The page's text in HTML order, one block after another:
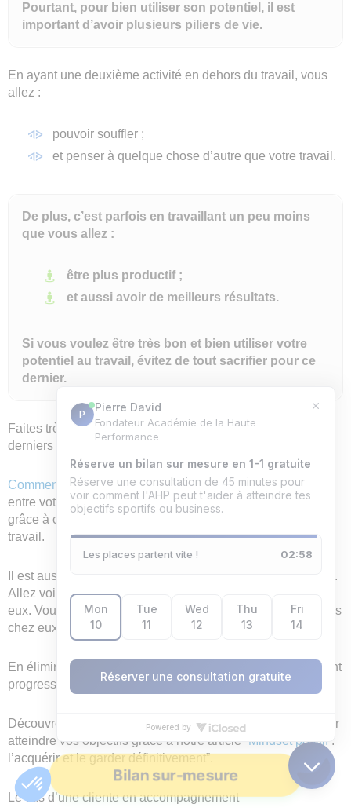
Pourtant, pour bien utiliser son potentiel, il est
important d’avoir plusieurs piliers de vie.
En ayant une deuxième activité en dehors du travail, vous
allez :
pouvoir souffler ;
et penser à quelque chose d’autre que votre travail.
De plus, c’est parfois en travaillant un peu moins
que vous allez :
être plus productif ;
et aussi avoir de meilleurs résultats.
Si vous voulez être très bon et bien utiliser votre
potentiel au travail, évitez de tout sacrifier pour ce
dernier.
Faites très attention aux “il faut”, “je dois”. Mettez fin à ces
derniers avec des dépolarisations inversées.
Comment être fier de soi? Essayez de trouver un équilibre
entre votre travail et votre vie de famille. Vous verrez que
grâce à cela, vous pourrez bien utiliser votre potentiel au
travail.
Il est aussi avantageux d’être en cocréation avec les autres.
Allez voir vos collègues et faites des dépolarisations sur
eux. Vous pourrez ainsi trouver ce que vous n’appréciez pas
chez eux.
En éliminant ces jugements, vous allez pouvoir énormément
progresser. Vous pourrez alors utiliser votre plein potentiel.
Découvrez comment transformer votre façon de penser pour
atteindre vos objectifs grâce à notre article “ Mindset positif :
l’acquérir et le garder définitivement”.
Le cas d’une cliente en accompagnement
Bilan sur-mesure